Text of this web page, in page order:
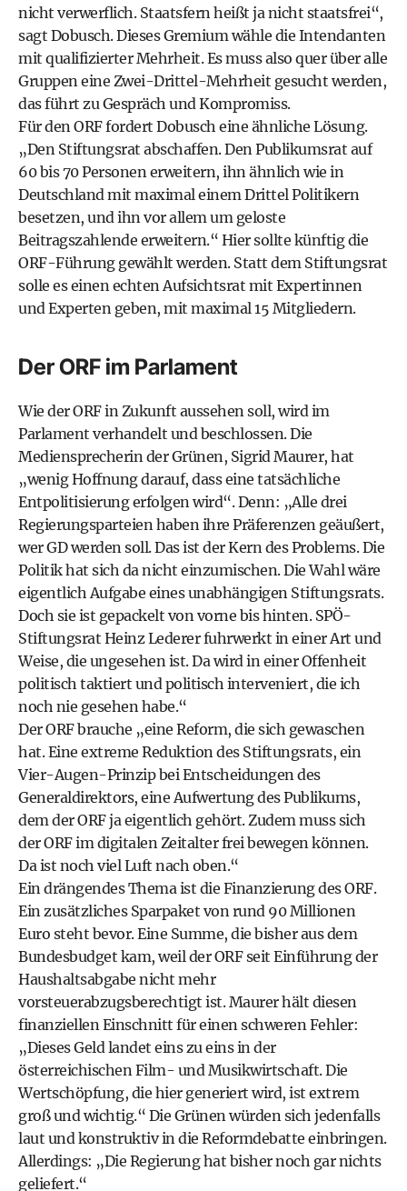
nicht verwerflich. Staatsfern heißt ja nicht staatsfrei“,
sagt Dobusch. Dieses Gremium wähle die Intendanten
mit qualifizierter Mehrheit. Es muss also quer über alle
Gruppen eine Zwei-Drittel-­Mehrheit gesucht werden,
das führt zu Gespräch und Kompromiss.
Für den ORF fordert Dobusch eine ähnliche Lösung.
„Den Stiftungsrat abschaffen. Den Publikumsrat auf
60 bis 70 Personen erweitern, ihn ähnlich wie in
Deutschland mit maximal einem Drittel Politikern
besetzen, und ihn vor allem um geloste
Beitragszahlende erweitern.“ Hier sollte künftig die
ORF-Führung gewählt werden. Statt dem Stiftungsrat
solle es einen echten Aufsichtsrat mit Expertinnen
und Experten geben, mit maximal 15 Mitgliedern.
Der ORF im Parlament
Wie der ORF in Zukunft aussehen soll, wird im
Parlament verhandelt und beschlossen. Die
Mediensprecherin der Grünen, Sigrid Maurer, hat
„wenig Hoffnung darauf, dass eine tatsächliche
Entpolitisierung erfolgen wird“. Denn: „Alle drei
Regierungsparteien haben ihre Präferenzen geäußert,
wer GD werden soll. Das ist der Kern des Problems. Die
Politik hat sich da nicht einzumischen. Die Wahl wäre
eigentlich Aufgabe eines unabhängigen Stiftungsrats.
Doch sie ist gepackelt von vorne bis hinten. SPÖ-
Stiftungsrat Heinz Lederer fuhrwerkt in einer Art und
Weise, die ungesehen ist. Da wird in einer Offenheit
politisch taktiert und politisch interveniert, die ich
noch nie gesehen habe.“
Der ORF brauche „eine Reform, die sich gewaschen
hat. Eine extreme Reduktion des Stiftungsrats, ein
Vier-Augen-­Prinzip bei Entscheidungen des
Generaldirektors, eine Aufwertung des Publikums,
dem der ORF ja eigentlich gehört. Zudem muss sich
der ORF im digitalen Zeitalter frei bewegen können.
Da ist noch viel Luft nach oben.“
Ein drängendes Thema ist die Finanzierung des ORF.
Ein zusätzliches Sparpaket von rund 90 Millionen
Euro steht bevor. Eine Summe, die bisher aus dem
Bundesbudget kam, weil der ORF seit Einführung der
Haushaltsabgabe nicht mehr
vorsteuerabzugsberechtigt ist. Maurer hält diesen
finanziellen Einschnitt für einen schweren Fehler:
„Dieses Geld landet eins zu eins in der
österreichischen Film- und Musikwirtschaft. Die
Wertschöpfung, die hier generiert wird, ist extrem
groß und wichtig.“ Die Grünen würden sich jedenfalls
laut und konstruktiv in die Reformdebatte einbringen.
Allerdings: „Die Regierung hat bisher noch gar nichts
geliefert.“